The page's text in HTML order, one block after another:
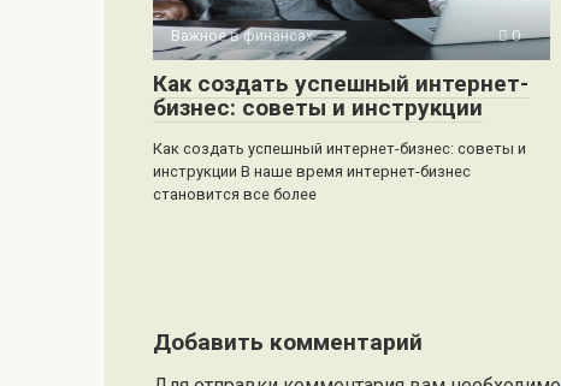
Важное в финансах 0
Как создать успешный интернет-
бизнес: советы и инструкции
Как создать успешный интернет-бизнес: советы и
инструкции В наше время интернет-бизнес
становится все более
Добавить комментарий